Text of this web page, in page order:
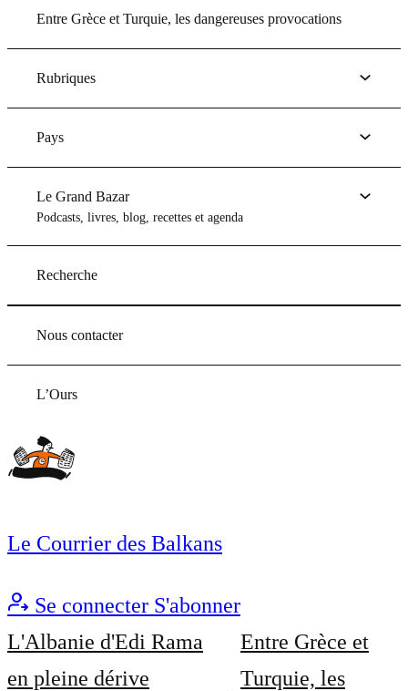
Entre Grèce et Turquie, les dangereuses provocations
Rubriques
Pays
Le Grand Bazar
Podcasts, livres, blog, recettes et agenda
Recherche
Nous contacter
L’Ours
Le Courrier des Balkans
Se connecter S'abonner
L'Albanie d'Edi Rama
en pleine dérive
Entre Grèce et
Turquie, les